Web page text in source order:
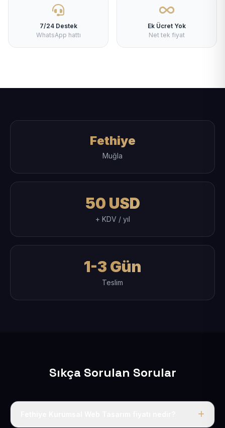
7/24 Destek
WhatsApp hattı
Ek Ücret Yok
Net tek fiyat
Fethiye
Muğla
50 USD
+ KDV / yıl
1-3 Gün
Teslim
Sıkça Sorulan Sorular